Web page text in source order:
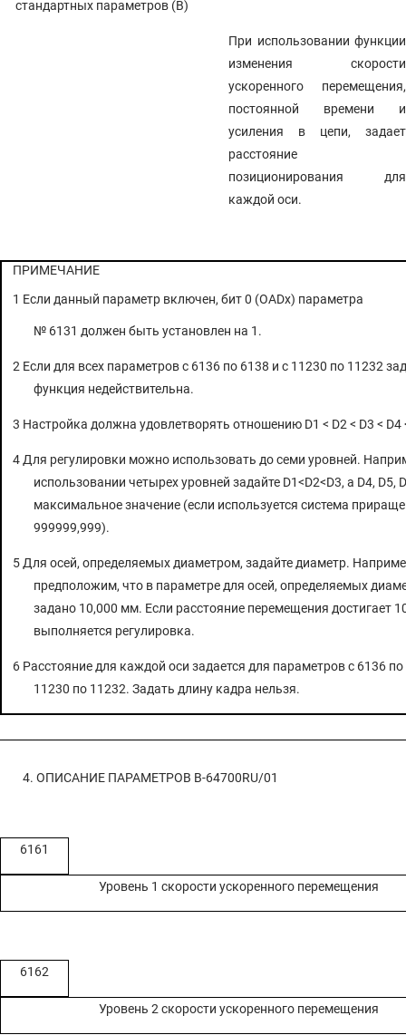
стандартных параметров (B)
При использовании функции
изменения скорости
ускоренного перемещения,
постоянной времени и
усиления в цепи, задает
расстояние
позиционирования для
каждой оси.
ПРИМЕЧАНИЕ
1 Если данный параметр включен, бит 0 (OADx) параметра
№ 6131 должен быть установлен на 1.
2 Если для всех параметров с 6136 по 6138 и с 11230 по 11232
функция недействительна.
3 Настройка должна удовлетворять отношению D1 < D2 < D3 < D4
4 Для регулировки можно использовать до семи уровней.
использовании четырех уровней задайте D1<D2<D3, а D4, D5,
максимальное значение (если используется система
999999,999).
5 Для осей, определяемых диаметром, задайте диаметр.
предположим, что в параметре для осей, определяемых
задано 10,000 мм. Если расстояние перемещения достигает
выполняется регулировка.
6 Расстояние для каждой оси задается для параметров с 6136 по
11230 по 11232. Задать длину кадра нельзя.
4. ОПИСАНИЕ ПАРАМЕТРОВ B-64700RU/01
6161
Уровень 1 скорости ускоренного перемещения
6162
Уровень 2 скорости ускоренного перемещения
АЛФАВИТНЫЙ УКАЗАТЕЛЬ
A ПЕРЕЧЕНЬ КОДОВ И СИМВОЛОВ